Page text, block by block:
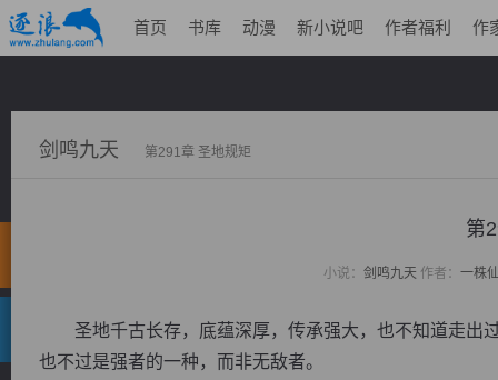
首页 书库 动漫 新小说吧 作者福利 作
剑鸣九天 第291章 圣地规矩
第
小说： 剑鸣九天 作者： 一株
圣地千古长存，底蕴深厚，传承强大，也不知道走出
也不过是强者的一种，而非无敌者。